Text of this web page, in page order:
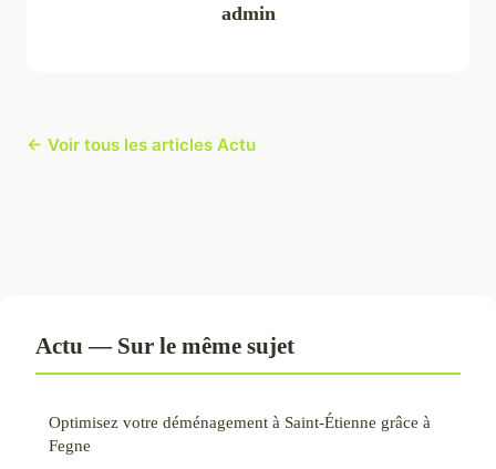
admin
← Voir tous les articles Actu
Actu — Sur le même sujet
Optimisez votre déménagement à Saint-Étienne grâce à
Fegne